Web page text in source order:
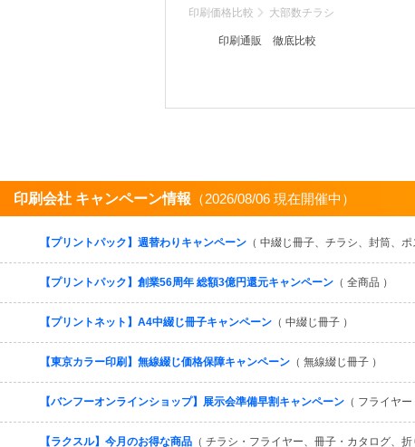
印刷価格比較 大部数チラシ
印刷通販 徹底比較
印刷会社 キャンペーン情報 （2026/08/06 現在開催中）
【プリントパック】週替わりキャンペーン （ 中綴じ冊子、チラシ、封筒、
【プリントパック】創業56周年 総額3億円還元キャンペーン （ 全商品 ）
【プリントネット】A4中綴じ冊子キャンペーン （ 中綴じ冊子 ）
【東京カラー印刷】無線綴じ価格保障キャンペーン （ 無線綴じ冊子 ）
【バンフーオンラインショップ】展示会準備早割キャンペーン （ フライヤ
【ラクスル】今月のお得な商品 （ チラシ・フライヤー、冊子・カタログ、折